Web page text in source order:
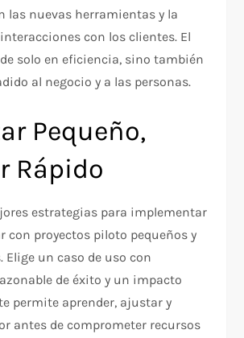
las nuevas herramientas y la
con los clientes. El
solo en eficiencia, sino también
al negocio y a las personas.
Pequeño,
Rápido
estrategias para implementar
con proyectos piloto pequeños y
Elige un caso de uso con
de éxito y un impacto
permite aprender, ajustar y
antes de comprometer recursos